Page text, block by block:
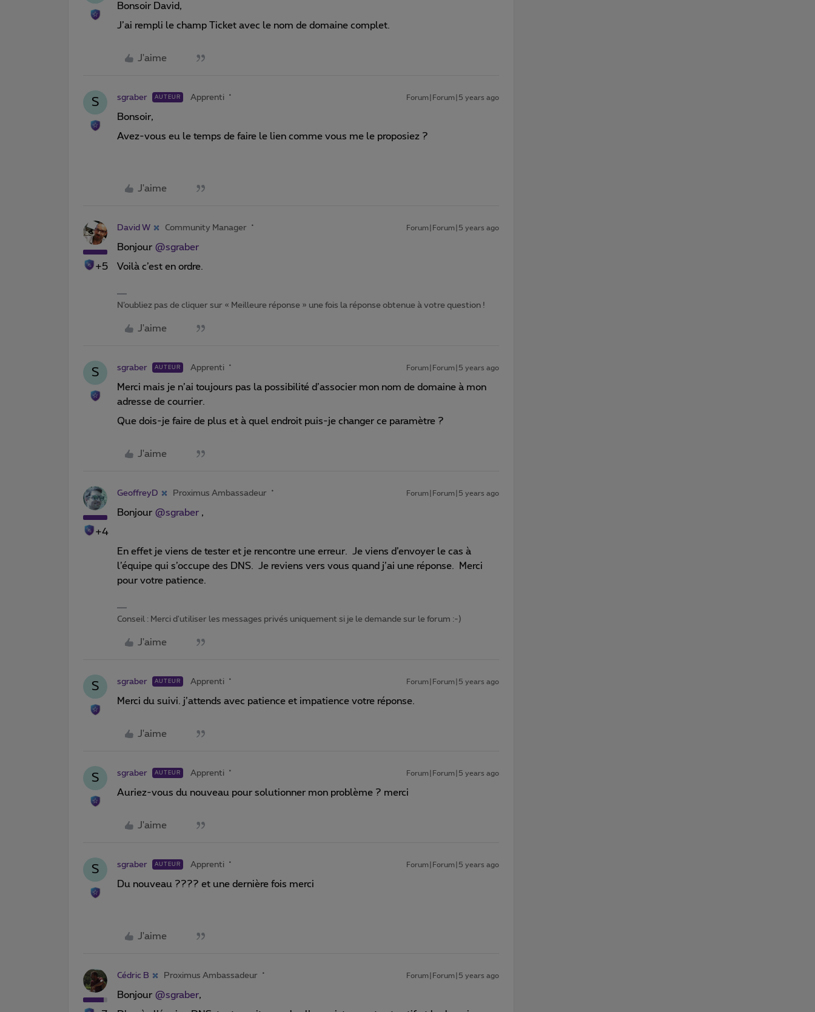
Bonsoir David,
J’ai rempli le champ Ticket avec le nom de domaine complet.
J'aime
S sgraber AUTEUR Apprenti Forum|Forum|5 years ago
Bonsoir,
Avez-vous eu le temps de faire le lien comme vous me le proposiez ?
J'aime
+5
David W Community Manager Forum|Forum|5 years ago
Bonjour @sgraber
Voilà c’est en ordre.
N’oubliez pas de cliquer sur « Meilleure réponse » une fois la réponse obtenue à votre question !
J'aime
S sgraber AUTEUR Apprenti Forum|Forum|5 years ago
Merci mais je n’ai toujours pas la possibilité d’associer mon nom de domaine à mon
adresse de courrier.
Que dois-je faire de plus et à quel endroit puis-je changer ce paramètre ?
J'aime
+4
GeoffreyD Proximus Ambassadeur Forum|Forum|5 years ago
Bonjour @sgraber ,
En effet je viens de tester et je rencontre une erreur. Je viens d’envoyer le cas à
l’équipe qui s’occupe des DNS. Je reviens vers vous quand j’ai une réponse. Merci
pour votre patience.
Conseil : Merci d'utiliser les messages privés uniquement si je le demande sur le forum :-)
J'aime
S sgraber AUTEUR Apprenti Forum|Forum|5 years ago
Merci du suivi. j’attends avec patience et impatience votre réponse.
J'aime
S sgraber AUTEUR Apprenti Forum|Forum|5 years ago
Auriez-vous du nouveau pour solutionner mon problème ? merci
J'aime
S sgraber AUTEUR Apprenti Forum|Forum|5 years ago
Du nouveau ???? et une dernière fois merci
J'aime
Cédric B Proximus Ambassadeur Forum|Forum|5 years ago
Bonjour @sgraber,